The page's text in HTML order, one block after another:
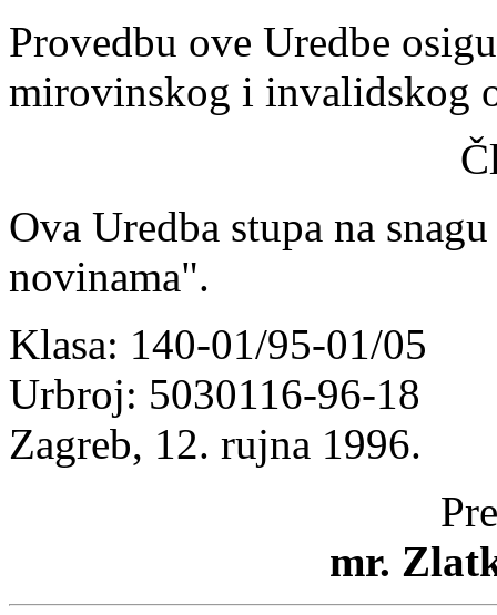
Provedbu ove Uredbe
mirovinskog i invalidskog
Ova Uredba stupa na
novinama".
Klasa: 140-01/95-01/05
Urbroj: 5030116-96-18
Zagreb, 12. rujna 1996.
mr.